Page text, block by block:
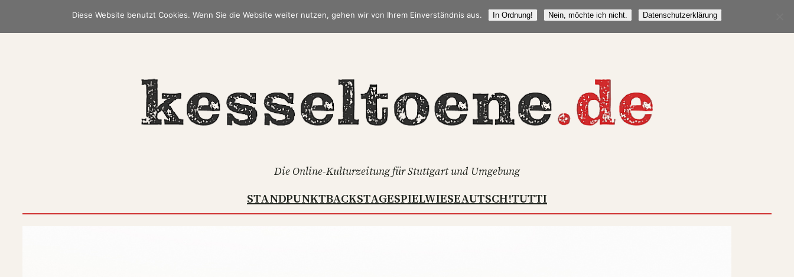
Inhalt
Die Online-Kulturzeitung für Stuttgart und Umgebung
STANDPUNKTBACKSTAGESPIELWIESEAUTSCH!TUTTI
Diese Website benutzt Cookies. Wenn Sie die Website weiter nutzen, gehen wir von Ihrem Einverständnis aus. In Ordnung! Nein, möchte ich nicht. Datenschutzerklärung